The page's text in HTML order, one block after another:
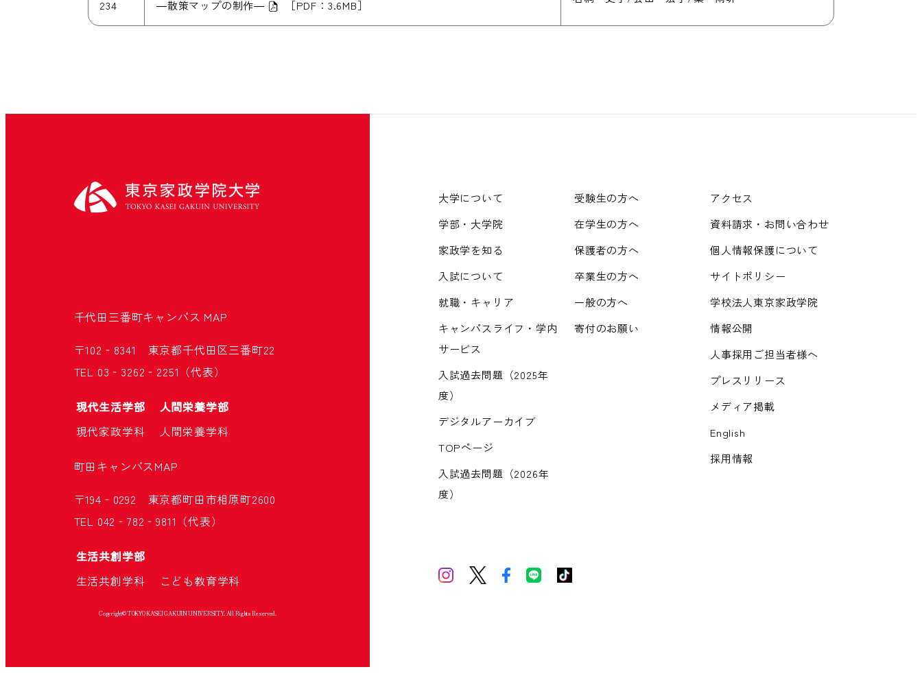
234
―散策マップの制作―
［PDF：3.6MB］
千代田三番町キャンパス MAP
〒102‐8341 東京都千代田区三番町22
TEL 03‐3262‐2251（代表）
現代生活学部
人間栄養学部
現代家政学科
人間栄養学科
町田キャンパスMAP
〒194‐0292 東京都町田市相原町2600
TEL 042‐782‐9811（代表）
生活共創学部
生活共創学科
こども教育学科
Copyright© TOKYO KASEI GAKUIN UNIVERSITY. All Rights Reserved.
大学について
学部・大学院
家政学を知る
入試について
就職・キャリア
キャンパスライフ・学内
サービス
入試過去問題（2025年
度）
デジタルアーカイブ
TOPページ
入試過去問題（2026年
度）
受験生の方へ
在学生の方へ
保護者の方へ
卒業生の方へ
一般の方へ
寄付のお願い
アクセス
資料請求・お問い合わせ
個人情報保護について
サイトポリシー
学校法人東京家政学院
情報公開
人事採用ご担当者様へ
プレスリリース
メディア掲載
English
採用情報